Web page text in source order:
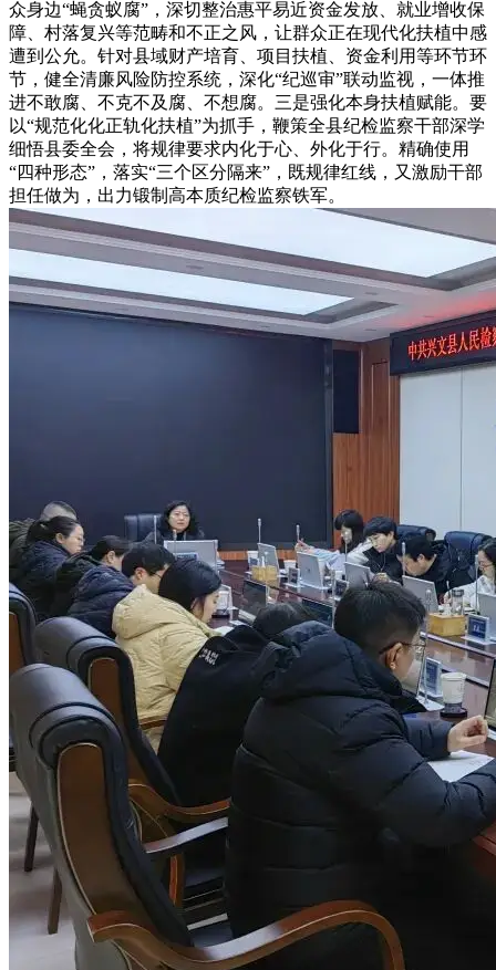
众身边“蝇贪蚁腐”，深切整治惠平易近资金发放、就业增收保
障、村落复兴等范畴和不正之风，让群众正在现代化扶植中感
遭到公允。针对县域财产培育、项目扶植、资金利用等环节环
节，健全清廉风险防控系统，深化“纪巡审”联动监视，一体推
进不敢腐、不克不及腐、不想腐。三是强化本身扶植赋能。要
以“规范化化正轨化扶植”为抓手，鞭策全县纪检监察干部深学
细悟县委全会，将规律要求内化于心、外化于行。精确使用
“四种形态”，落实“三个区分隔来”，既规律红线，又激励干部
担任做为，出力锻制高本质纪检监察铁军。